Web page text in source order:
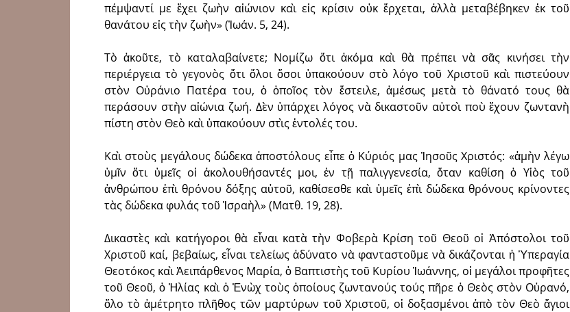
πέμψαντί με ἔχει ζωὴν αἰώνιον καὶ εἰς κρίσιν οὐκ ἔρχεται, ἀλλὰ μεταβέβηκεν ἐκ τοῦ
θανάτου εἰς τὴν ζωὴν» (Ἰωάν. 5, 24).
Τὸ ἀκοῦτε, τὸ καταλαβαίνετε; Νομίζω ὅτι ἀκόμα καὶ θὰ πρέπει νὰ σᾶς κινήσει τὴν
περιέργεια τὸ γεγονὸς ὅτι ὅλοι ὅσοι ὑπακούουν στὸ λόγο τοῦ Χριστοῦ καὶ πιστεύουν
στὸν Οὐράνιο Πατέρα του, ὁ ὁποῖος τὸν ἔστειλε, ἀμέσως μετὰ τὸ θάνατό τους θὰ
περάσουν στὴν αἰώνια ζωή. Δὲν ὑπάρχει λόγος νὰ δικαστοῦν αὐτοὶ ποὺ ἔχουν ζωντανὴ
πίστη στὸν Θεὸ καὶ ὑπακούουν στὶς ἐντολές του.
Καὶ στοὺς μεγάλους δώδεκα ἀποστόλους εἶπε ὁ Κύριός μας Ἰησοῦς Χριστός: «ἀμὴν λέγω
ὑμῖν ὅτι ὑμεῖς οἱ ἀκολουθήσαντές μοι, ἐν τῇ παλιγγενεσία, ὅταν καθίση ὁ Υἱὸς τοῦ
ἀνθρώπου ἐπὶ θρόνου δόξης αὐτοῦ, καθίσεσθε καὶ ὑμεῖς ἐπὶ δώδεκα θρόνους κρίνοντες
τὰς δώδεκα φυλάς τοῦ Ἰσραὴλ» (Ματθ. 19, 28).
Δικαστὲς καὶ κατήγοροι θὰ εἶναι κατὰ τὴν Φοβερὰ Κρίση τοῦ Θεοῦ οἱ Ἀπόστολοι τοῦ
Χριστοῦ καί, βεβαίως, εἶναι τελείως ἀδύνατο νὰ φανταστοῦμε νὰ δικάζονται ἡ Ὑπεραγία
Θεοτόκος καὶ Ἀειπάρθενος Μαρία, ὁ Βαπτιστὴς τοῦ Κυρίου Ἰωάννης, οἱ μεγάλοι προφῆτες
τοῦ Θεοῦ, ὁ Ἠλίας καὶ ὁ Ἐνὼχ τοὺς ὁποίους ζωντανούς τούς πῆρε ὁ Θεὸς στὸν Οὐρανό,
ὅλο τὸ ἀμέτρητο πλῆθος τῶν μαρτύρων τοῦ Χριστοῦ, οἱ δοξασμένοι ἀπὸ τὸν Θεὸ ἅγιοι